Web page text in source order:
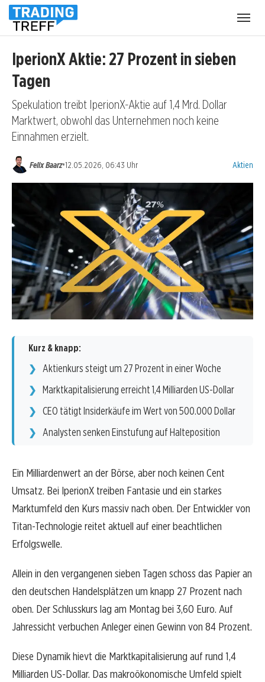
IperionX Aktie: 27 Prozent in sieben
Tagen
Spekulation treibt IperionX-Aktie auf 1,4 Mrd. Dollar
Marktwert, obwohl das Unternehmen noch keine
Einnahmen erzielt.
Felix Baarz•12.05.2026, 06:43 Uhr Aktien
Kurz & knapp:
Aktienkurs steigt um 27 Prozent in einer Woche
Marktkapitalisierung erreicht 1,4 Milliarden US-Dollar
CEO tätigt Insiderkäufe im Wert von 500.000 Dollar
Analysten senken Einstufung auf Halteposition
Ein Milliardenwert an der Börse, aber noch keinen Cent
Umsatz. Bei IperionX treiben Fantasie und ein starkes
Marktumfeld den Kurs massiv nach oben. Der Entwickler von
Titan-Technologie reitet aktuell auf einer beachtlichen
Erfolgswelle.
Allein in den vergangenen sieben Tagen schoss das Papier an
den deutschen Handelsplätzen um knapp 27 Prozent nach
oben. Der Schlusskurs lag am Montag bei 3,60 Euro. Auf
Jahressicht verbuchen Anleger einen Gewinn von 84 Prozent.
Diese Dynamik hievt die Marktkapitalisierung auf rund 1,4
Milliarden US-Dollar. Das makroökonomische Umfeld spielt